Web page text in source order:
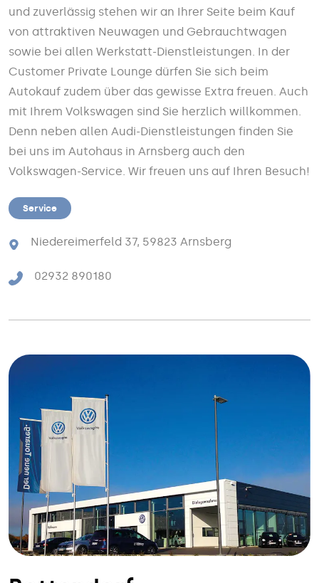
und zuverlässig stehen wir an Ihrer Seite beim Kauf
von attraktiven Neuwagen und Gebrauchtwagen
sowie bei allen Werkstatt-Dienstleistungen. In der
Customer Private Lounge dürfen Sie sich beim
Autokauf zudem über das gewisse Extra freuen. Auch
mit Ihrem Volkswagen sind Sie herzlich willkommen.
Denn neben allen Audi-Dienstleistungen finden Sie
bei uns im Autohaus in Arnsberg auch den
Volkswagen-Service. Wir freuen uns auf Ihren Besuch!
Service
Niedereimerfeld 37, 59823 Arnsberg
02932 890180